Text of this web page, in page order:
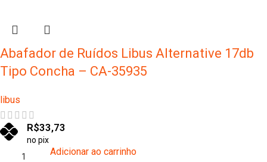
Abafador de Ruídos Libus Alternative 17db
Tipo Concha – CA-35935
libus
R$33,73
no pix
Adicionar ao carrinho